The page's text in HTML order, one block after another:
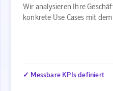
Wir analysieren Ihre
konkrete Use Cases mit
✓ Messbare KPIs definiert